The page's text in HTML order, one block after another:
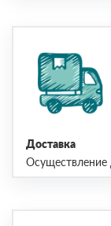
Доставка
Осуществление